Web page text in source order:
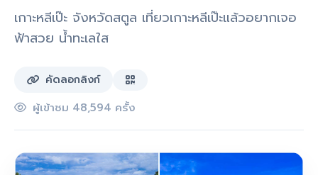
เกาะหลีเป๊ะ จังหวัดสตูล เที่ยวเกาะหลีเป๊ะแล้วอยากเจอ
ฟ้าสวย น้ำทะเลใส
คัดลอกลิงก์
ผู้เข้าชม 48,594 ครั้ง